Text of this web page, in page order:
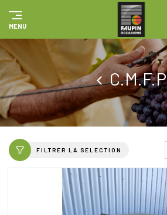
MENU
C.M.F.P
FILTRER LA SELECTION
Panneau de gestion des cookies